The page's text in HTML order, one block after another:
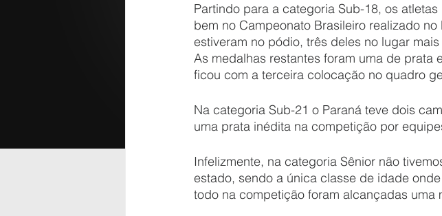
Partindo para a categoria Sub-18, os
bem no Campeonato Brasileiro realizado
estiveram no pódio, três deles no lugar
As medalhas restantes foram uma de prata
ficou com a terceira colocação no quadro
Na categoria Sub-21 o Paraná teve dois
uma prata inédita na competição por
Infelizmente, na categoria Sênior não
estado, sendo a única classe de idade
todo na competição foram alcançadas